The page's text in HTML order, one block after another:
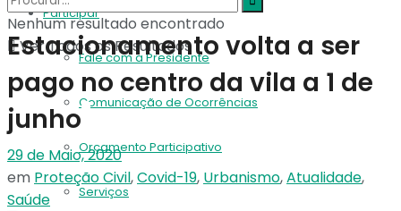
Participar
Fale com a Presidente
Comunicação de Ocorrências
Orçamento Participativo
Serviços
Nenhum resultado encontrado
Ver Todos os Resultados
Estacionamento volta a ser
pago no centro da vila a 1 de
junho
29 de Maio, 2020
em Proteção Civil,Covid-19, Urbanismo,Atualidade,
Saúde